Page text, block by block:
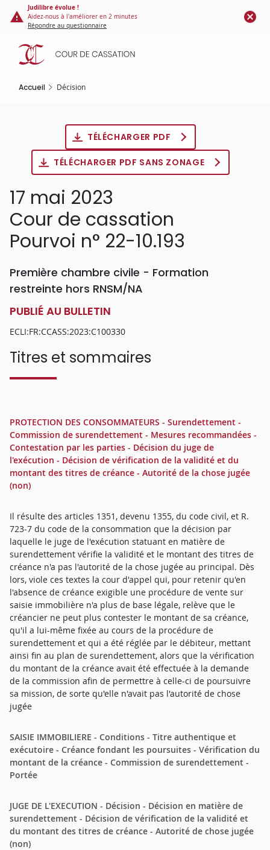
Panneau de gestion des cookies
contenu
principal
Judilibre évolue !
Aidez-nous à l'améliorer en 2 minutes
Répondre au questionnaire
Accueil Décision
TÉLÉCHARGER PDF
TÉLÉCHARGER PDF SANS ZONAGE
17 mai 2023
Cour de cassation
Pourvoi n° 22-10.193
Première chambre civile - Formation
restreinte hors RNSM/NA
PUBLIÉ AU BULLETIN
ECLI:FR:CCASS:2023:C100330
Titres et sommaires
PROTECTION DES CONSOMMATEURS - Surendettement -
Commission de surendettement - Mesures recommandées -
Contestation par les parties - Décision du juge de
l'exécution - Décision de vérification de la validité et du
montant des titres de créance - Autorité de la chose jugée
(non)
Il résulte des articles 1351, devenu 1355, du code civil, et R.
723-7 du code de la consommation que la décision par
laquelle le juge de l'exécution statuant en matière de
surendettement vérifie la validité et le montant des titres de
créance n'a pas l'autorité de la chose jugée au principal. Dès
lors, viole ces textes la cour d'appel qui, pour retenir qu'en
l'absence de créance exigible une procédure de vente sur
saisie immobilière n'a plus de base légale, relève que le
créancier ne peut plus contester le montant de sa créance,
qu'il a lui-même fixée au cours de la procédure de
surendettement et qui a été réglée par le débiteur, mettant
ainsi fin au plan de surendettement, alors que la vérification
du montant de la créance avait été effectuée à la demande
de la commission afin de permettre à celle-ci de poursuivre
sa mission, de sorte qu'elle n'avait pas l'autorité de chose
jugée
SAISIE IMMOBILIERE - Conditions - Titre authentique et
exécutoire - Créance fondant les poursuites - Vérification du
montant de la créance - Commission de surendettement -
Portée
JUGE DE L'EXECUTION - Décision - Décision en matière de
surendettement - Décision de vérification de la validité et
du montant des titres de créance - Autorité de chose jugée
(non)